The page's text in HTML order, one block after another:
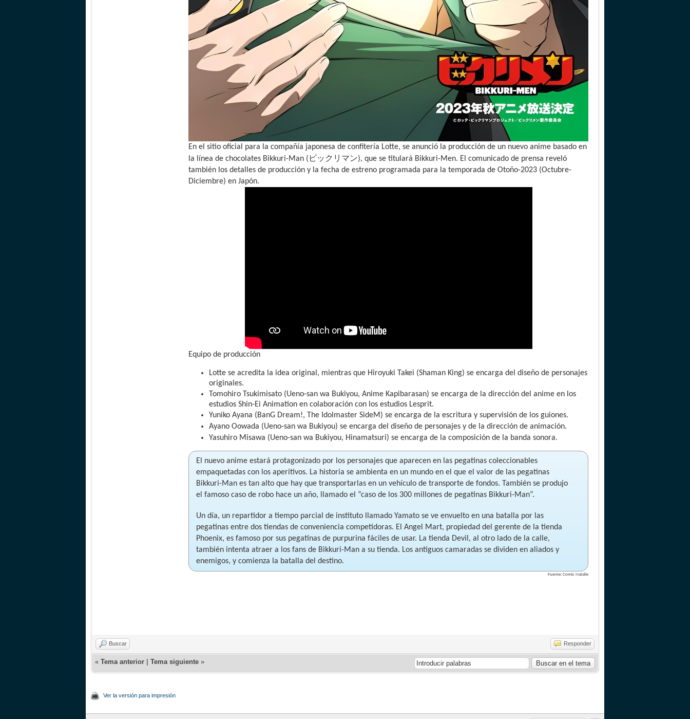
En el sitio oficial para la compañía japonesa de confitería Lotte, se anunció la producción de un nuevo anime basado en
la línea de chocolates Bikkuri-Man ( ビックリマン), que se titulará Bikkuri-Men. El comunicado de prensa reveló
también los detalles de producción y la fecha de estreno programada para la temporada de Otoño-2023 (Octubre-
Diciembre) en Japón.
Equipo de producción
Lotte se acredita la idea original, mientras que Hiroyuki Takei (Shaman King) se encarga del diseño de personajes
originales.
Tomohiro Tsukimisato (Ueno-san wa Bukiyou, Anime Kapibarasan) se encarga de la dirección del anime en los
estudios Shin-Ei Animation en colaboración con los estudios Lesprit.
Yuniko Ayana (BanG Dream!, The Idolmaster SideM) se encarga de la escritura y supervisión de los guiones.
Ayano Oowada (Ueno-san wa Bukiyou) se encarga del diseño de personajes y de la dirección de animación.
Yasuhiro Misawa (Ueno-san wa Bukiyou, Hinamatsuri) se encarga de la composición de la banda sonora.
El nuevo anime estará protagonizado por los personajes que aparecen en las pegatinas coleccionables
empaquetadas con los aperitivos. La historia se ambienta en un mundo en el que el valor de las pegatinas
Bikkuri-Man es tan alto que hay que transportarlas en un vehículo de transporte de fondos. También se produjo
el famoso caso de robo hace un año, llamado el “caso de los 300 millones de pegatinas Bikkuri-Man”.
Un día, un repartidor a tiempo parcial de instituto llamado Yamato se ve envuelto en una batalla por las
pegatinas entre dos tiendas de conveniencia competidoras. El Angel Mart, propiedad del gerente de la tienda
Phoenix, es famoso por sus pegatinas de purpurina fáciles de usar. La tienda Devil, al otro lado de la calle,
también intenta atraer a los fans de Bikkuri-Man a su tienda. Los antiguos camaradas se dividen en aliados y
enemigos, y comienza la batalla del destino.
Fuente: Comic Natalie
Buscar Responder
« Tema anterior Tema siguiente »
Ver la versión para impresión